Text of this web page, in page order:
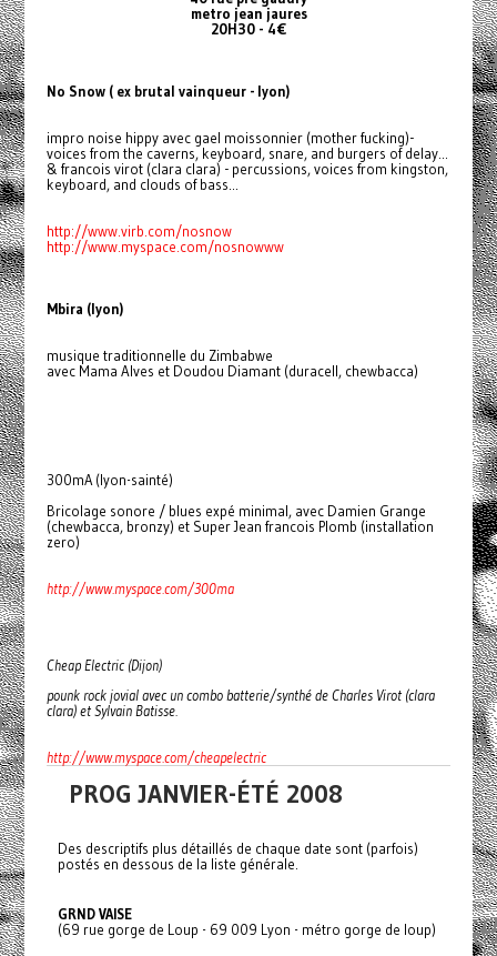
metro jean jaures
20H30 - 4€
No Snow ( ex brutal vainqueur - lyon)
impro noise hippy avec gael moissonnier (mother fucking)-
voices from the caverns, keyboard, snare, and burgers of delay...
& francois virot (clara clara) - percussions, voices from kingston,
keyboard, and clouds of bass...
http://www.virb.com/nosnow
http://www.myspace.com/nosnowww
Mbira (lyon)
musique traditionnelle du Zimbabwe
avec Mama Alves et Doudou Diamant (duracell, chewbacca)
300mA (lyon-sainté)
Bricolage sonore / blues expé minimal, avec Damien Grange
(chewbacca, bronzy) et Super Jean francois Plomb (installation
zero)
http://www.myspace.com/300ma
Cheap Electric (Dijon)
pounk rock jovial avec un combo batterie/synthé de Charles Virot (clara
clara) et Sylvain Batisse.
http://www.myspace.com/cheapelectric
PROG JANVIER-ÉTÉ 2008
Des descriptifs plus détaillés de chaque date sont (parfois)
postés en dessous de la liste générale.
GRND VAISE
(69 rue gorge de Loup - 69 009 Lyon - métro gorge de loup)